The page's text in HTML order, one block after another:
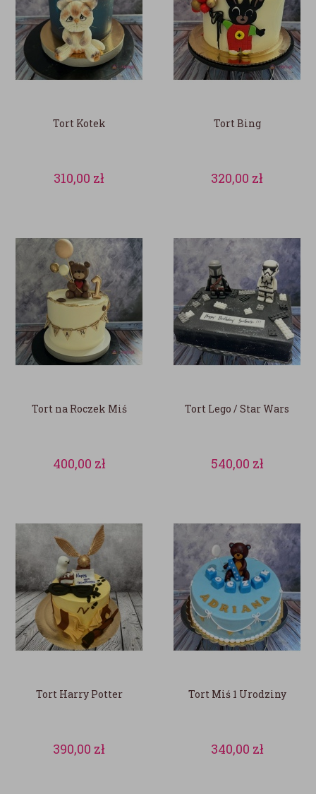
Tort Kotek
310,00 zł
Tort Bing
320,00 zł
Tort na Roczek Miś
400,00 zł
Tort Lego / Star Wars
540,00 zł
Tort Harry Potter
390,00 zł
Tort Miś 1 Urodziny
340,00 zł